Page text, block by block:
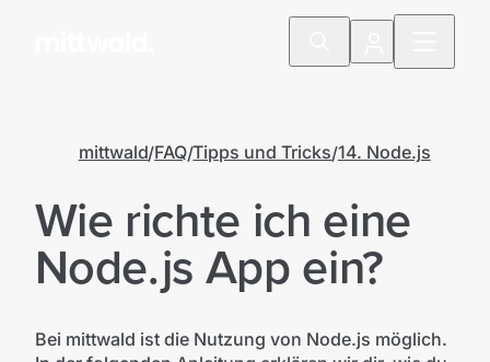
mittwald FAQ Tipps und Tricks 14. Node.js
Wie richte ich eine
Node.js App ein?
Bei mittwald ist die Nutzung von Node.js möglich.